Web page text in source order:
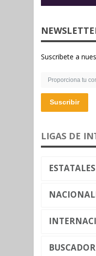
Suscribir
LIGAS DE
ESTATALES